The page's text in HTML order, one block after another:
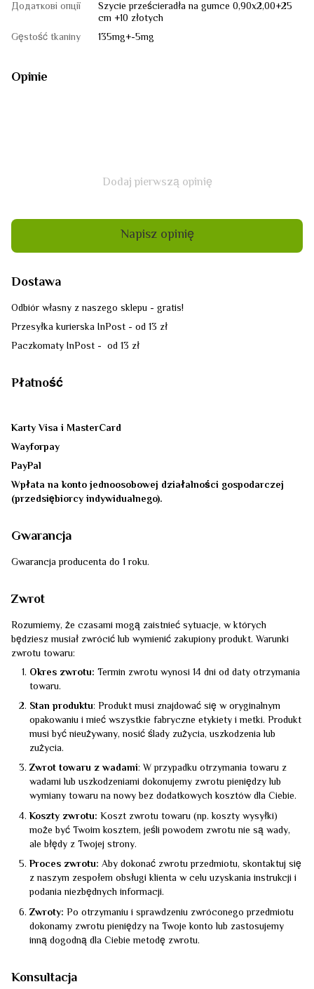
Додаткові опції Szycie prześcieradła na gumce 0,90x2,00+25
cm +10 złotych
Gęstość tkaniny
135mg+-5mg
Opinie
Dodaj pierwszą opinię
Napisz opinię
Dostawa
Odbiór własny z naszego sklepu - gratis!
Przesyłka kurierska InPost - od 13 zł
Paczkomaty InPost - od 13 zł
Płatność
Karty Visa i MasterCard
Wayforpay
PayPal
Wpłata na konto jednoosobowej działalności gospodarczej
(przedsiębiorcy indywidualnego).
Gwarancja
Gwarancja producenta do 1 roku.
Zwrot
Rozumiemy, że czasami mogą zaistnieć sytuacje, w których
będziesz musiał zwrócić lub wymienić zakupiony produkt. Warunki
zwrotu towaru:
Okres zwrotu: Termin zwrotu wynosi 14 dni od daty otrzymania
towaru.
Stan produktu: Produkt musi znajdować się w oryginalnym
opakowaniu i mieć wszystkie fabryczne etykiety i metki. Produkt
musi być nieużywany, nosić ślady zużycia, uszkodzenia lub
zużycia.
Zwrot towaru z wadami: W przypadku otrzymania towaru z
wadami lub uszkodzeniami dokonujemy zwrotu pieniędzy lub
wymiany towaru na nowy bez dodatkowych kosztów dla Ciebie.
Koszty zwrotu: Koszt zwrotu towaru (np. koszty wysyłki)
może być Twoim kosztem, jeśli powodem zwrotu nie są wady,
ale błędy z Twojej strony.
Proces zwrotu: Aby dokonać zwrotu przedmiotu, skontaktuj się
z naszym zespołem obsługi klienta w celu uzyskania instrukcji i
podania niezbędnych informacji.
Zwroty: Po otrzymaniu i sprawdzeniu zwróconego przedmiotu
dokonamy zwrotu pieniędzy na Twoje konto lub zastosujemy
inną dogodną dla Ciebie metodę zwrotu.
Konsultacja